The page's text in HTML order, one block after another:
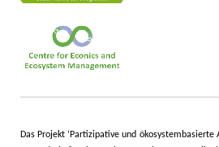
Das Projekt ‘Partizipative und ökosystembasierte